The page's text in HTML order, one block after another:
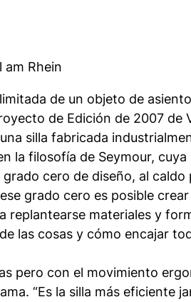
am Rhein
de un objeto de asiento
de Edición de 2007 de
silla fabricada
la filosofía de Seymour, cuya
cero de diseño, al caldo
grado cero es posible
replantearse materiales y
las cosas y cómo encajar
pero con el movimiento
“Es la silla más eficiente